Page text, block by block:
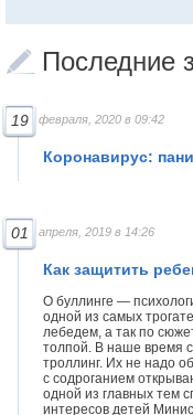
Последние
19 февраля, 2020 в 09:42
Коронавирус:
01 апреля, 2019 в 14:26
Как защитить
О буллинге —
одной из самых
лебедем, а так по
толпой. В наше время
троллинг. Их не надо
с содроганием
одной из главных тем
интересов детей